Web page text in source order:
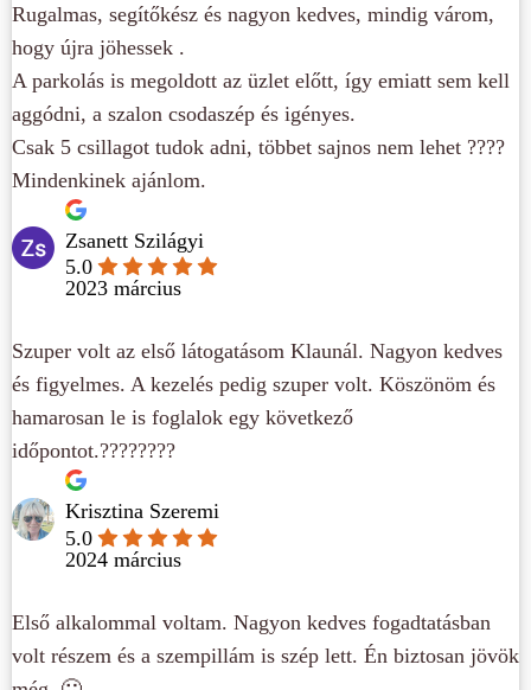
Rugalmas, segítőkész és nagyon kedves, mindig várom,
hogy újra jöhessek .
A parkolás is megoldott az üzlet előtt, így emiatt sem kell
aggódni, a szalon csodaszép és igényes.
Csak 5 csillagot tudok adni, többet sajnos nem lehet ????
Mindenkinek ajánlom.
Zsanett Szilágyi
5.0
2023 március
Szuper volt az első látogatásom Klaunál. Nagyon kedves
és figyelmes. A kezelés pedig szuper volt. Köszönöm és
hamarosan le is foglalok egy következő
időpontot.????????
Krisztina Szeremi
5.0
2024 március
Első alkalommal voltam. Nagyon kedves fogadtatásban
volt részem és a szempillám is szép lett. Én biztosan jövök